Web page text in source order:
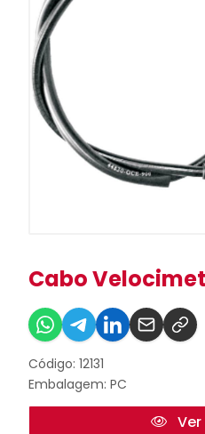
Cabo
Código: 12131
Embalagem: PC